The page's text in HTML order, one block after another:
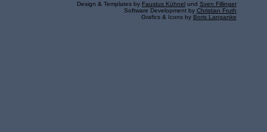
Design & Templates by Faustus Kühnel und Sven Fillinger
Software Development by Christian Fruth
Grafics & Icons by Boris Langanke